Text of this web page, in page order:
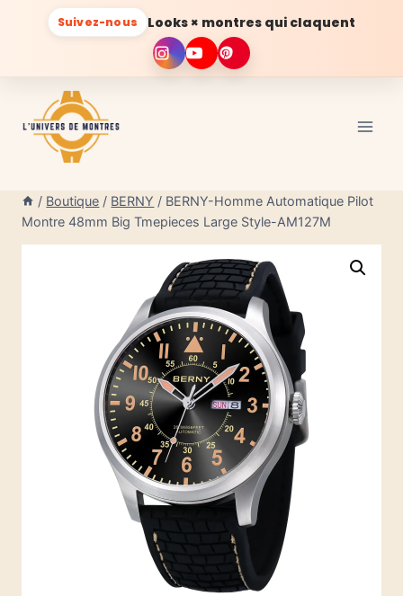
Suivez-nous Looks × montres qui claquent
contenu
/ Boutique / BERNY / BERNY-Homme Automatique Pilot
Montre 48mm Big Tmepieces Large Style-AM127M